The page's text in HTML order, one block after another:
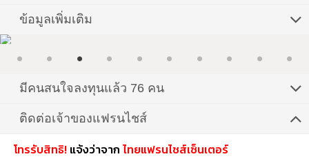
ข้อมูลเพิ่มเติม
มีคนสนใจลงทุนแล้ว 76 คน
ติดต่อเจ้าของแฟรนไชส์
โทรรับสิทธิ! แจ้งว่าจาก ไทยแฟรนไชส์เซ็นเตอร์